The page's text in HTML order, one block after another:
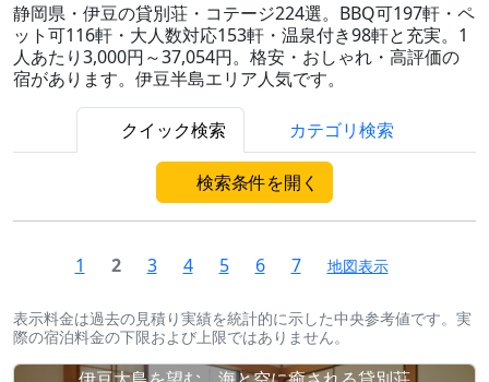
静岡県・伊豆の貸別荘・コテージ224選。BBQ可197軒・ペ
ット可116軒・大人数対応153軒・温泉付き98軒と充実。1
人あたり3,000円～37,054円。格安・おしゃれ・高評価の
宿があります。伊豆半島エリア人気です。
クイック検索 カテゴリ検索
検索条件を開く
1 2 3 4 5 6 7 地図表示
表示料金は過去の見積り実績を統計的に示した中央参考値です。実
際の宿泊料金の下限および上限ではありません。